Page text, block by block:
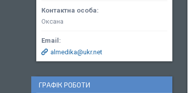
Оксана
almedika@ukr.net
ГРАФІК РОБОТИ